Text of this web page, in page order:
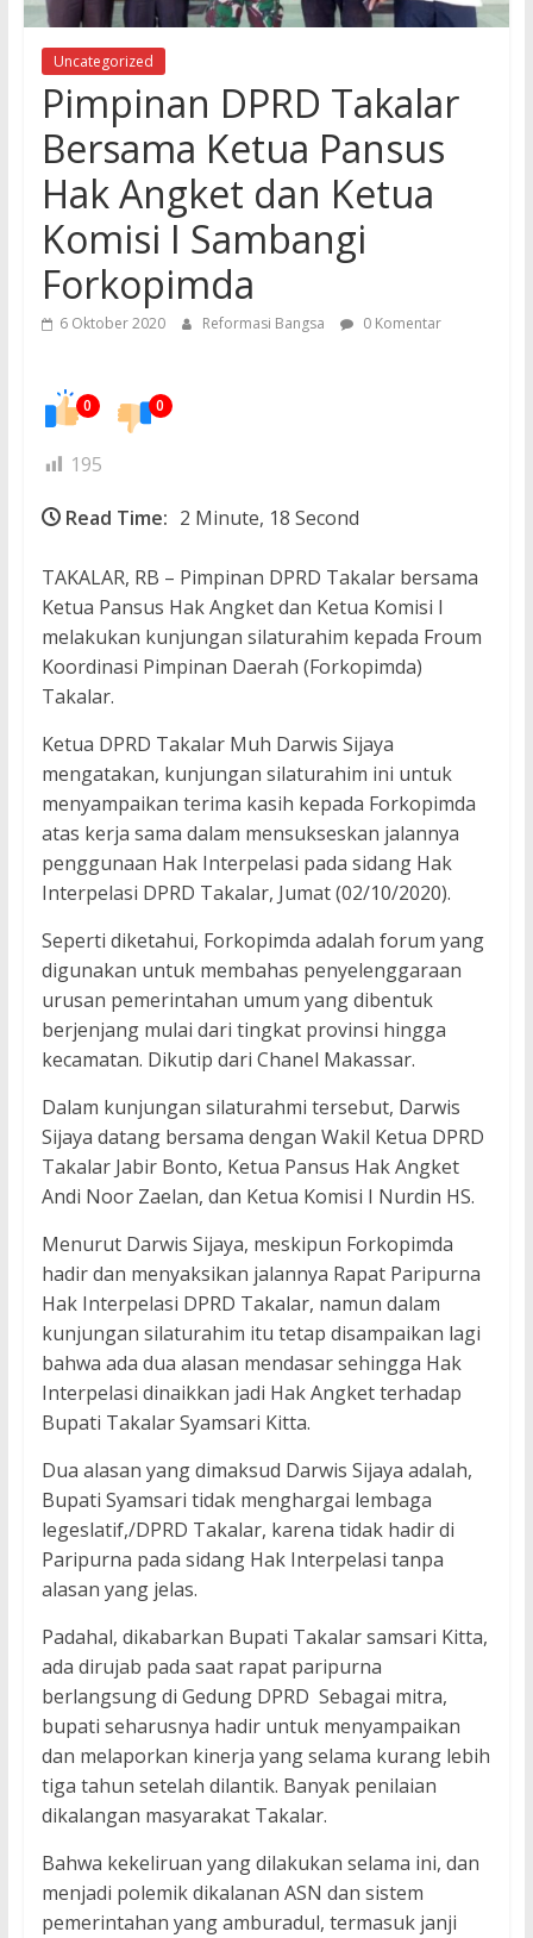
Uncategorized
Pimpinan DPRD Takalar
Bersama Ketua Pansus
Hak Angket dan Ketua
Komisi I Sambangi
Forkopimda
6 Oktober 2020 Reformasi Bangsa 0 Komentar
0 0
195
Read Time: 2 Minute, 18 Second
TAKALAR, RB – Pimpinan DPRD Takalar bersama
Ketua Pansus Hak Angket dan Ketua Komisi I
melakukan kunjungan silaturahim kepada Froum
Koordinasi Pimpinan Daerah (Forkopimda)
Takalar.
Ketua DPRD Takalar Muh Darwis Sijaya
mengatakan, kunjungan silaturahim ini untuk
menyampaikan terima kasih kepada Forkopimda
atas kerja sama dalam mensukseskan jalannya
penggunaan Hak Interpelasi pada sidang Hak
Interpelasi DPRD Takalar, Jumat (02/10/2020).
Seperti diketahui, Forkopimda adalah forum yang
digunakan untuk membahas penyelenggaraan
urusan pemerintahan umum yang dibentuk
berjenjang mulai dari tingkat provinsi hingga
kecamatan. Dikutip dari Chanel Makassar.
Dalam kunjungan silaturahmi tersebut, Darwis
Sijaya datang bersama dengan Wakil Ketua DPRD
Takalar Jabir Bonto, Ketua Pansus Hak Angket
Andi Noor Zaelan, dan Ketua Komisi I Nurdin HS.
Menurut Darwis Sijaya, meskipun Forkopimda
hadir dan menyaksikan jalannya Rapat Paripurna
Hak Interpelasi DPRD Takalar, namun dalam
kunjungan silaturahim itu tetap disampaikan lagi
bahwa ada dua alasan mendasar sehingga Hak
Interpelasi dinaikkan jadi Hak Angket terhadap
Bupati Takalar Syamsari Kitta.
Dua alasan yang dimaksud Darwis Sijaya adalah,
Bupati Syamsari tidak menghargai lembaga
legeslatif,/DPRD Takalar, karena tidak hadir di
Paripurna pada sidang Hak Interpelasi tanpa
alasan yang jelas.
Padahal, dikabarkan Bupati Takalar samsari Kitta,
ada dirujab pada saat rapat paripurna
berlangsung di Gedung DPRD Sebagai mitra,
bupati seharusnya hadir untuk menyampaikan
dan melaporkan kinerja yang selama kurang lebih
tiga tahun setelah dilantik. Banyak penilaian
dikalangan masyarakat Takalar.
Bahwa kekeliruan yang dilakukan selama ini, dan
menjadi polemik dikalanan ASN dan sistem
pemerintahan yang amburadul, termasuk janji